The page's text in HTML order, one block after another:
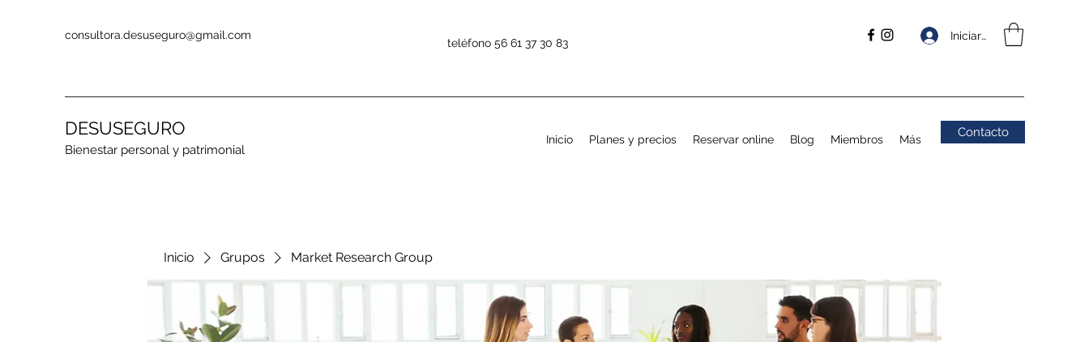
consultora.desuseguro@gmail.com Iniciar sesión
teléfono 56 61 37 30 83
DESUSEGURO
Bienestar personal y patrimonial
Inicio Planes y precios Reservar online Blog Miembros Más Contacto
Inicio Grupos Market Research Group